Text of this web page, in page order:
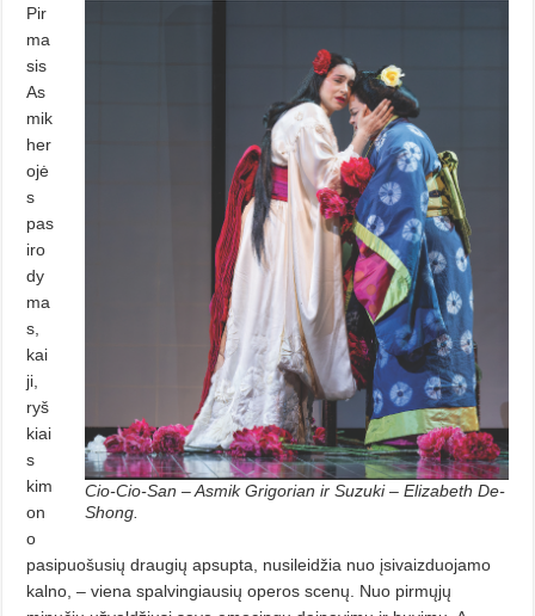
Cio-Cio-San – Asmik Grigorian ir Suzuki – Elizabeth De­
Shong.
Pir
ma
sis
As
mik
her
ojė
s
pas
iro
dy
ma
s,
kai
ji,
ryš
kiai
s
kim
on
o
pasipuošusių draugių apsupta, nusileidžia nuo įsivaizduojamo
kalno, – viena spalvingiausių operos scenų. Nuo pirmųjų